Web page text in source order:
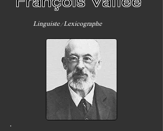
Linguiste / Lexicographe